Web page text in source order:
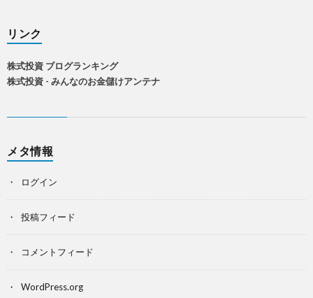
リンク
株式投資 ブログランキング
株式投資 - みんなのお金儲けアンテナ
メタ情報
ログイン
投稿フィード
コメントフィード
WordPress.org